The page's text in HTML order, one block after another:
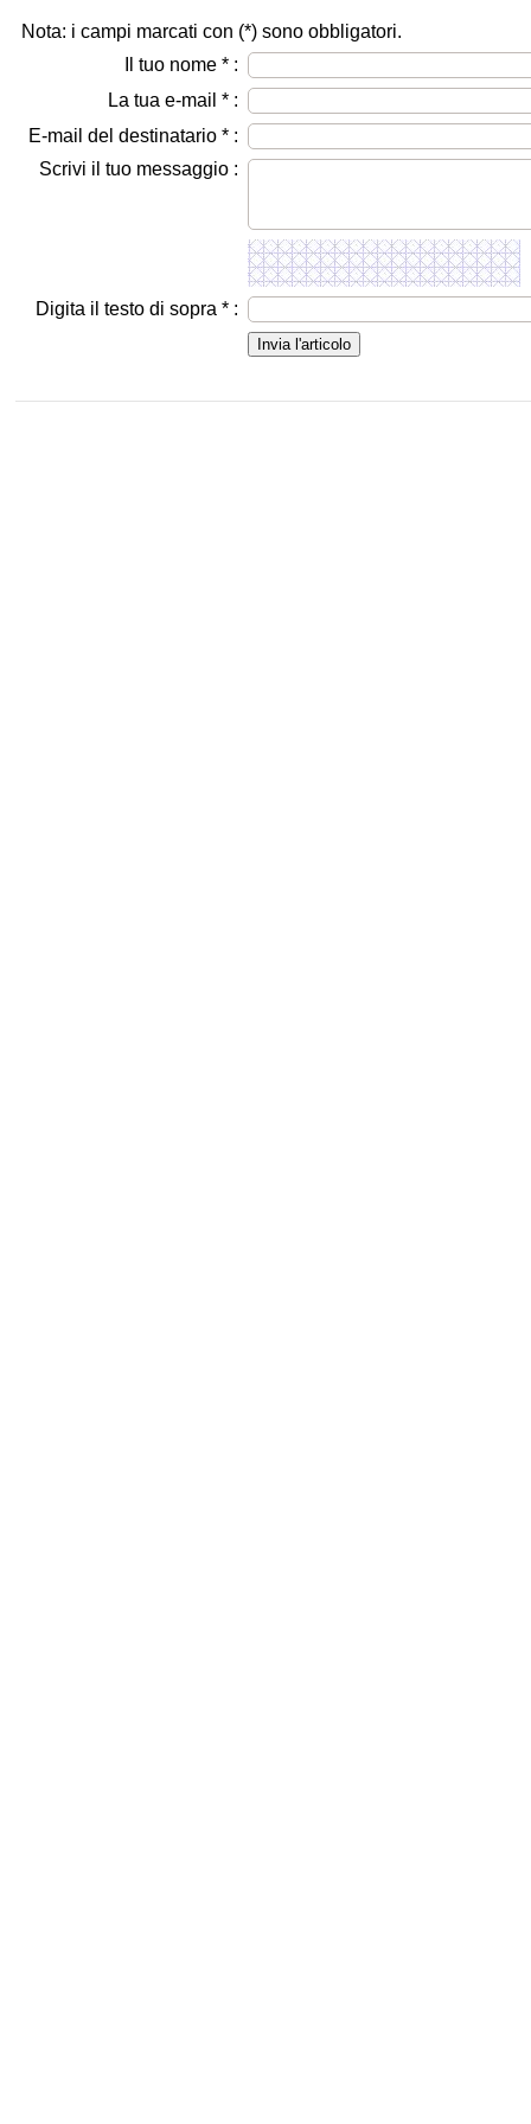
Nota: i campi marcati con (*) sono obbligatori.
Il tuo nome * :
La tua e-mail * :
E-mail del destinatario * :
Scrivi il tuo messaggio :
Digita il testo di sopra * :